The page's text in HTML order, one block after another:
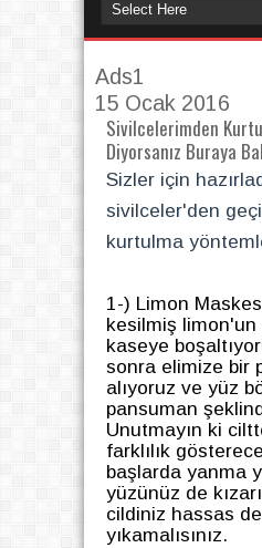
Ads1
15 Ocak 2016
Sivilcelerimden
Diyorsanız Buraya
Sizler için
sivilceler'den
kurtulma
1-) Limon
kesilmiş limon'un
kaseye
sonra elimize bir
alıyoruz ve yüz
pansuman
Unutmayın ki
farklılık
başlarda yanma
yüzünüz de
cildiniz hassas
yıkamalısınız.